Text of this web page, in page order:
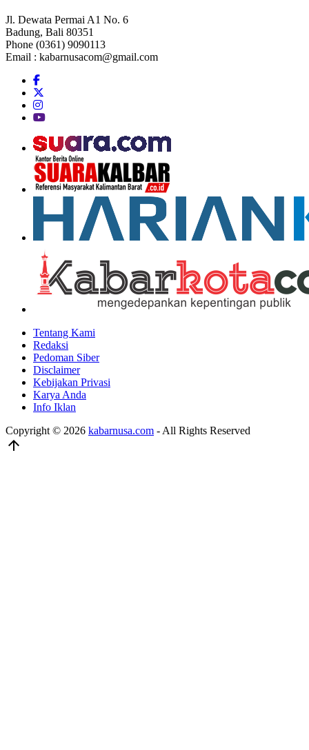
Jl. Dewata Permai A1 No. 6
Badung, Bali 80351
Phone (0361) 9090113
Email : kabarnusacom@gmail.com
Tentang Kami
Redaksi
Pedoman Siber
Disclaimer
Kebijakan Privasi
Karya Anda
Info Iklan
Copyright © 2026 kabarnusa.com - All Rights Reserved
arrow_upward